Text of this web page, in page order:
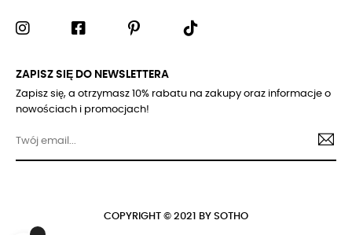
ZAPISZ SIĘ DO NEWSLETTERA
Zapisz się, a otrzymasz 10% rabatu na zakupy oraz informacje o
nowościach i promocjach!
COPYRIGHT © 2021 BY SOTHO